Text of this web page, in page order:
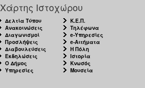
Χάρτης Ιστοχώρου
Δελτία Τύπου
Ανακοινώσεις
Διαγωνισμοί
Προσλήψεις
Διαβουλεύσεις
Εκδηλώσεις
Ο Δήμος
Υπηρεσίες
Κ.Ε.Π.
Τηλέφωνα
e-Υπηρεσίες
e-Αιτήματα
Η Πόλη
Ιστορία
Κνωσός
Μουσεία